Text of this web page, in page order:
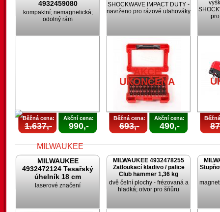
4932459080
kompaktní; nemagnetická;
odolný rám
Běžná cena:
1.637,-
Akční cena:
990,-
SHOCKWAVE IMPACT DUTY -
navrženo pro rázové utahováky
AKCE
UKONČENA
Běžná cena:
693,-
Akční cena:
490,-
MILWAUKEE
4932472124 Tesařský
úhelník 18 cm
laserové značení
MILWAUKEE 4932478255
Zatloukací kladivo / palice
Club hammer 1,36 kg
dvě čelní plochy - frézovaná a
hladká; otvor pro šňůru